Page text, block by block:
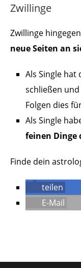
Zwillinge
Zwillinge
neue Seiten an
Als Single hat
schließen
Folgen dies
Als Single
feinen Dinge
Finde dein
teilen
E-Mail